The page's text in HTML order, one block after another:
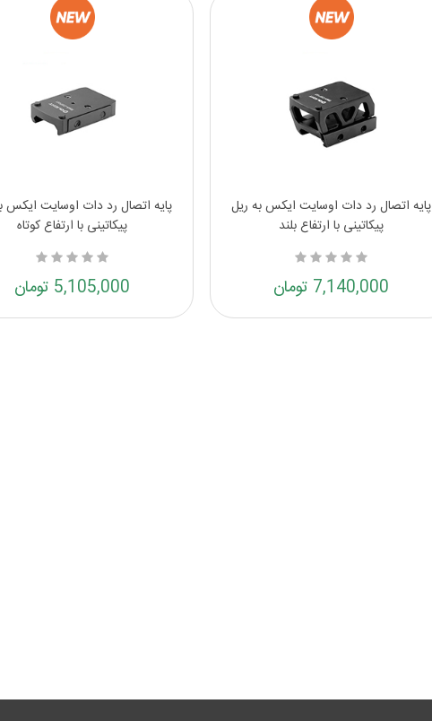
پایه اتصال رد دات اوسایت ایکس به ریل
پیکاتینی با ارتفاع بلند
7,140,000 تومان
پایه اتصال رد دات اوسایت ایکس
پیکاتینی با ارتفاع کوتاه
5,105,000 تومان